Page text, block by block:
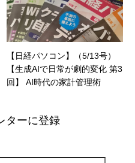
【日経パソコン】（5/13号）
【生成AIで日常が劇的変化 第3
回】 AI時代の家計管理術
ターに登録